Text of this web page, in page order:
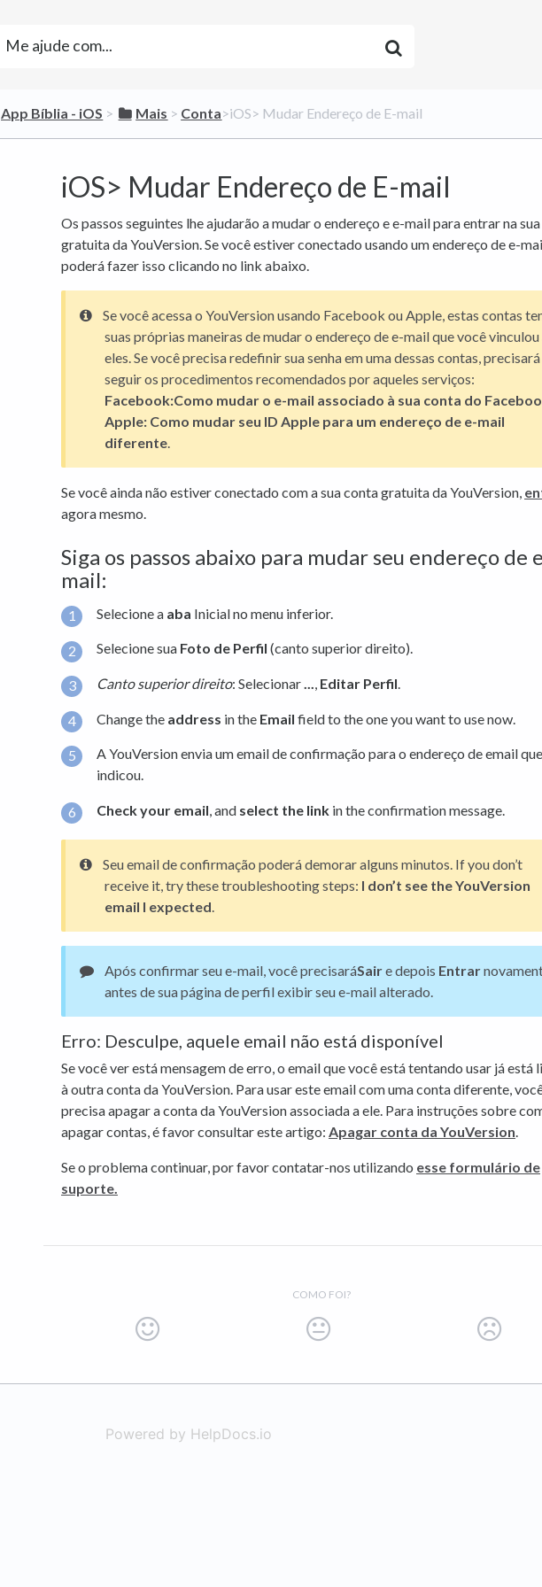
​App Bíblia - iOS ​ > ​ ​Mais ​ > ​ ​Conta​>​ iOS> Mudar Endereço de E-mail
iOS> Mudar Endereço de E-mail
Os passos seguintes lhe ajudarão a mudar o endereço e e-mail para entrar na
gratuita da YouVersion. Se você estiver conectado usando um endereço de e-
poderá fazer isso clicando no link abaixo.
Se você acessa o YouVersion usando Facebook ou Apple, estas contas
suas próprias maneiras de mudar o endereço de e-mail que você vinculou
eles. Se você precisa redefinir sua senha em uma dessas contas, precisará
seguir os procedimentos recomendados por aqueles serviços:
Facebook:Como mudar o e-mail associado à sua conta do
Apple: Como mudar seu ID Apple para um endereço de e-mail
diferente.
Se você ainda não estiver conectado com a sua conta gratuita da YouVersion,
agora mesmo.
Siga os passos abaixo para mudar seu endereço de
mail:
Selecione a aba Inicial no menu inferior.
Selecione sua Foto de Perfil (canto superior direito).
Canto superior direito: Selecionar..., Editar Perfil.
Change the address in the Email field to the one you want to use now.
A YouVersion envia um email de confirmação para o endereço de email
indicou.
Check your email , and select the link in the confirmation message.
Seu email de confirmação poderá demorar alguns minutos. If you don’t
receive it, try these troubleshooting steps: I don’t see the YouVersion
email I expected
Após confirmar seu e-mail, você precisaráSaire depois Entrar
antes de sua página de perfil exibir seu e-mail alterado.
Erro: Desculpe, aquele email não está disponível
Se você ver está mensagem de erro, o email que você está tentando usar já está
à outra conta da YouVersion. Para usar este email com uma conta diferente,
precisa apagar a conta da YouVersion associada a ele. Para instruções sobre
apagar contas, é favor consultar este artigo: Apagar conta da YouVersion
Se o problema continuar, por favor contatar-nos utilizando esse formulário de
suporte.
COMO FOI?
Powered by HelpDocs.io